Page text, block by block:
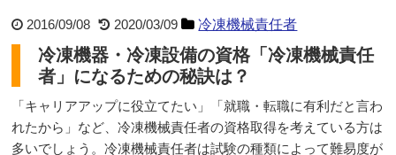
2016/09/08 2020/03/09 冷凍機械責任者
冷凍機器・冷凍設備の資格「冷凍機械責任
者」になるための秘訣は？
「キャリアアップに役立てたい」「就職・転職に有利だと言わ
れたから」など、冷凍機械責任者の資格取得を考えている方は
多いでしょう。冷凍機械責任者は試験の種類によって難易度が